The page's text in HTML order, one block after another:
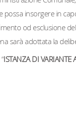
insorgere in
od esclusione
sarà adottata la
ISTANZA DI VARIANTE